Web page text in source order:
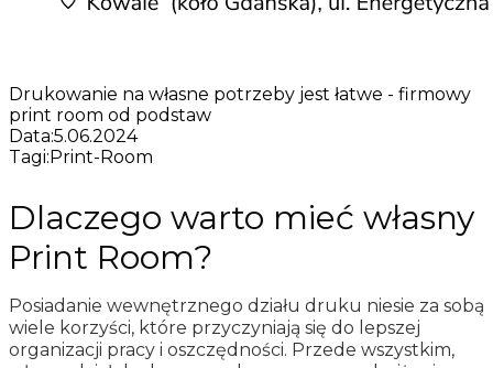
Drukowanie na własne potrzeby jest łatwe - firmowy
print room od podstaw
Data:5.06.2024
Tagi:Print-Room
Dlaczego warto mieć własny
Print Room?
Posiadanie wewnętrznego działu druku niesie za sobą
wiele korzyści, które przyczyniają się do lepszej
organizacji pracy i oszczędności. Przede wszystkim,